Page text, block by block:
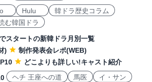
Hulu
韓ドラ歴史コラム
む韓国ドラ
スタートの新韓ドラ月別一覧
)
制作発表会レポ(WEB)
どこよりも詳しい!キャスト紹介
ヘチ 王座への道 馬医
イ・サン